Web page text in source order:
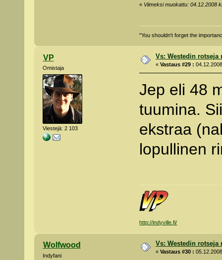
« Viimeksi muokattu: 04.12.2008
"You shouldn't forget the
VP
Omistaja
Viestejä: 2 103
Vs: Westedin rotseja
«Vastaus #29 :
Jep eli 48
tuumina.
ekstraa
lopullinen
http://indyville.fi/
Wolfwood
Indyfani
Vs: Westedin rotseja
«Vastaus #30 :